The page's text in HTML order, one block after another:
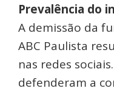
Prevalência do
A demissão da
ABC Paulista
nas redes
defenderam a